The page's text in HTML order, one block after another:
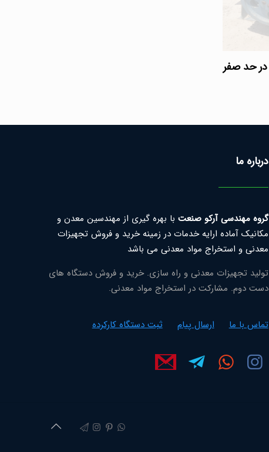
درباره ما
گروه مهندسی آرکو صنعت با بهره گیری از مهندسین معدن و
مکانیک آماده ارایه خدمات در زمینه خرید و فروش تجهیزات
معدنی و استخراج مواد معدنی می باشد
تولید تجهیزات معدنی و راه سازی. خرید و فروش دستگاه های
دست دوم. مشارکت در استخراج مواد معدنی.
تماس با ما ارسال پیام ثبت دستگاه کارکرده